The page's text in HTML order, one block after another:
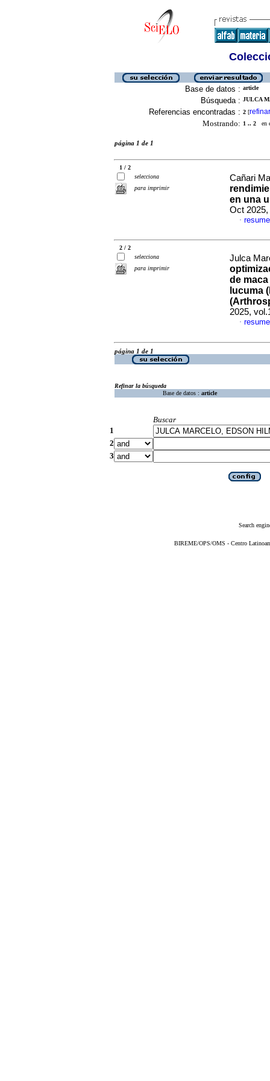
Base de datos : article
Búsqueda : JULCA
Referencias encontradas : 2 [refinar
Mostrando: 1 .. 2 en
página 1 de 1
1 / 2
selecciona
para imprimir
Cañari
en una
Oct 2025,
·
2 / 2
selecciona
para imprimir
Julca
de
lucuma
2025,
·
página 1 de 1
Refinar la búsqueda
Base de datos : article
Buscar
1
2
3
Search
BIREME/OPS/OMS - Centro